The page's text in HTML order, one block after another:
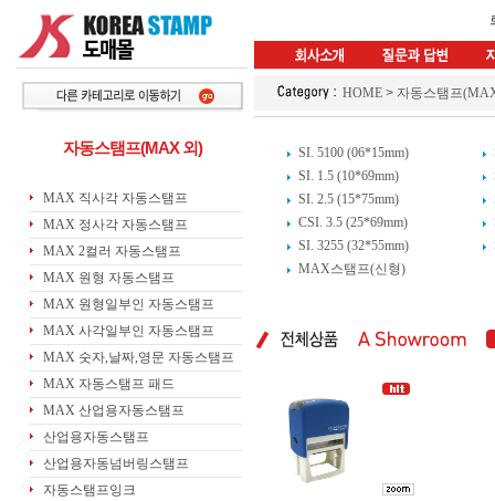
자동스탬프(MAX 외)
MAX 직사각 자동스탬프
MAX 정사각 자동스탬프
MAX 2컬러 자동스탬프
MAX 원형 자동스탬프
MAX 원형일부인 자동스탬프
MAX 사각일부인 자동스탬프
MAX 숫자,날짜,영문 자동스탬프
MAX 자동스탬프 패드
MAX 산업용자동스탬프
산업용자동스탬프
산업용자동넘버링스탬프
자동스탬프잉크
HOME > 자동스탬프
SI. 5100 (06*15mm)
SI. 1.5 (10*69mm)
SI. 2.5 (15*75mm)
CSI. 3.5 (25*69mm)
SI. 3255 (32*55mm)
MAX스탬프(신형)